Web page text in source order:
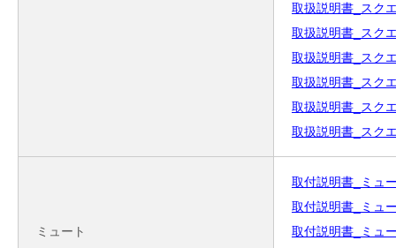
取扱説明書_スク
取扱説明書_スク
取扱説明書_スク
取扱説明書_スク
取扱説明書_スク
取扱説明書_スク
ミュート
取付説明書_ミュ
取付説明書_ミュ
取付説明書_ミュ